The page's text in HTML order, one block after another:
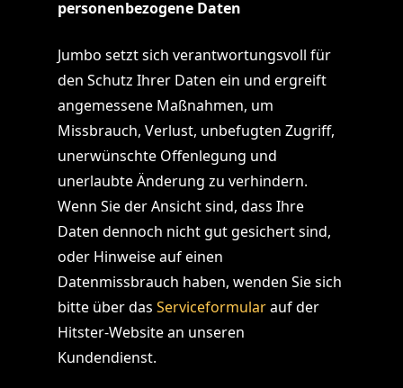
personenbezogene Daten
Jumbo setzt sich verantwortungsvoll für
den Schutz Ihrer Daten ein und ergreift
angemessene Maßnahmen, um
Missbrauch, Verlust, unbefugten Zugriff,
unerwünschte Offenlegung und
unerlaubte Änderung zu verhindern.
Wenn Sie der Ansicht sind, dass Ihre
Daten dennoch nicht gut gesichert sind,
oder Hinweise auf einen
Datenmissbrauch haben, wenden Sie sich
bitte über das Serviceformularauf der
Hitster-Website an unseren
Kundendienst.